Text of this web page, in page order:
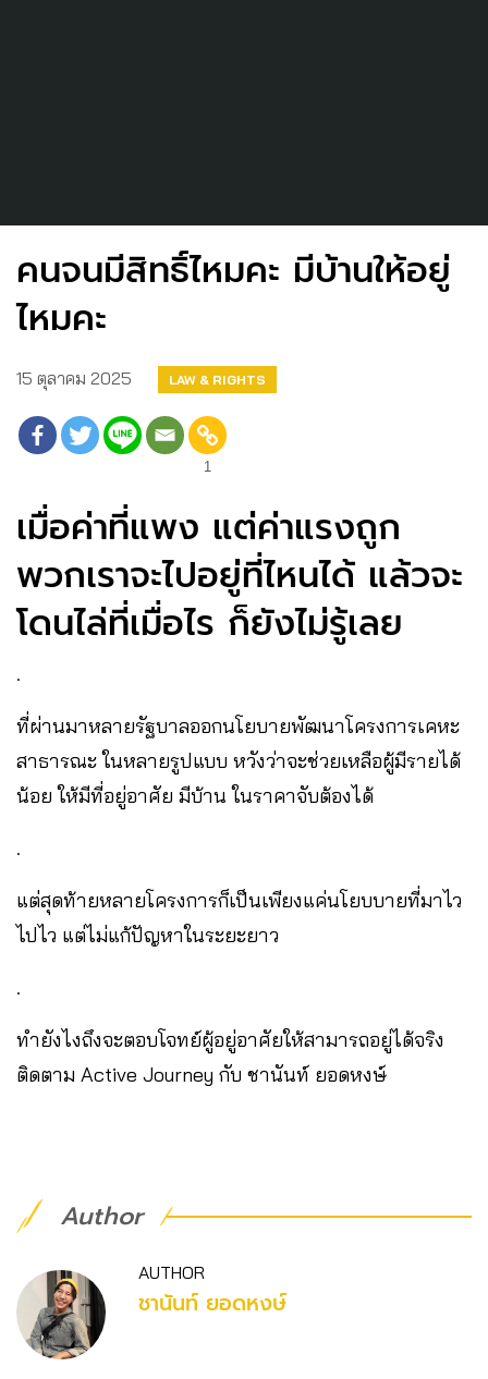
คนจนมีสิทธิ์ไหมคะ มีบ้านให้อยู่
ไหมคะ
15 ตุลาคม 2025 LAW & RIGHTS
1
เมื่อค่าที่แพง แต่ค่าแรงถูก
พวกเราจะไปอยู่ที่ไหนได้ แล้วจะ
โดนไล่ที่เมื่อไร ก็ยังไม่รู้เลย
.
ที่ผ่านมาหลายรัฐบาลออกนโยบายพัฒนาโครงการเคหะ
สาธารณะ ในหลายรูปแบบ หวังว่าจะช่วยเหลือผู้มีรายได้
น้อย ให้มีที่อยู่อาศัย มีบ้าน ในราคาจับต้องได้
.
แต่สุดท้ายหลายโครงการก็เป็นเพียงแค่นโยบบายที่มาไว
ไปไว แต่ไม่แก้ปัญหาในระยะยาว
.
ทำยังไงถึงจะตอบโจทย์ผู้อยู่อาศัยให้สามารถอยู่ได้จริง
ติดตาม Active Journey กับ ชานันท์ ยอดหงษ์
Author
AUTHOR
ชานันท์ ยอดหงษ์